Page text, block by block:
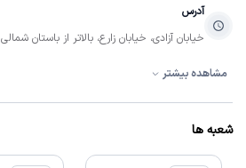
آدرس
خیابان آزادی، خیابان زارع، بالاتر از باستان شمالی
ساعات فعالیت
همه روزه
ساعات فعالیت
روزهای تعطیل
مشاهده بیشتر
شعبه ها